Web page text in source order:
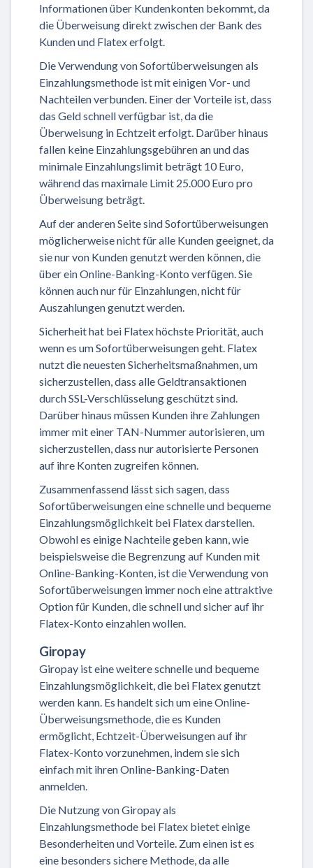
Informationen über Kundenkonten bekommt, da
die Überweisung direkt zwischen der Bank des
Kunden und Flatex erfolgt.
Die Verwendung von Sofortüberweisungen als
Einzahlungsmethode ist mit einigen Vor- und
Nachteilen verbunden. Einer der Vorteile ist, dass
das Geld schnell verfügbar ist, da die
Überweisung in Echtzeit erfolgt. Darüber hinaus
fallen keine Einzahlungsgebühren an und das
minimale Einzahlungslimit beträgt 10 Euro,
während das maximale Limit 25.000 Euro pro
Überweisung beträgt.
Auf der anderen Seite sind Sofortüberweisungen
möglicherweise nicht für alle Kunden geeignet, da
sie nur von Kunden genutzt werden können, die
über ein Online-Banking-Konto verfügen. Sie
können auch nur für Einzahlungen, nicht für
Auszahlungen genutzt werden.
Sicherheit hat bei Flatex höchste Priorität, auch
wenn es um Sofortüberweisungen geht. Flatex
nutzt die neuesten Sicherheitsmaßnahmen, um
sicherzustellen, dass alle Geldtransaktionen
durch SSL-Verschlüsselung geschützt sind.
Darüber hinaus müssen Kunden ihre Zahlungen
immer mit einer TAN-Nummer autorisieren, um
sicherzustellen, dass nur autorisierte Personen
auf ihre Konten zugreifen können.
Zusammenfassend lässt sich sagen, dass
Sofortüberweisungen eine schnelle und bequeme
Einzahlungsmöglichkeit bei Flatex darstellen.
Obwohl es einige Nachteile geben kann, wie
beispielsweise die Begrenzung auf Kunden mit
Online-Banking-Konten, ist die Verwendung von
Sofortüberweisungen immer noch eine attraktive
Option für Kunden, die schnell und sicher auf ihr
Flatex-Konto einzahlen wollen.
Giropay
Giropay ist eine weitere schnelle und bequeme
Einzahlungsmöglichkeit, die bei Flatex genutzt
werden kann. Es handelt sich um eine Online-
Überweisungsmethode, die es Kunden
ermöglicht, Echtzeit-Überweisungen auf ihr
Flatex-Konto vorzunehmen, indem sie sich
einfach mit ihren Online-Banking-Daten
anmelden.
Die Nutzung von Giropay als
Einzahlungsmethode bei Flatex bietet einige
Besonderheiten und Vorteile. Zum einen ist es
eine besonders sichere Methode, da alle